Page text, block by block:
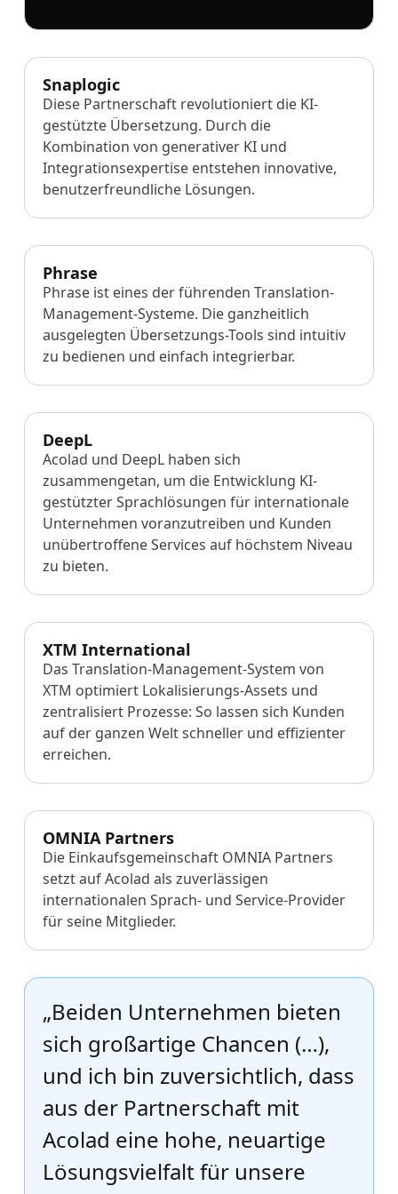
Fertigungsindustrie
Finanzwesen
Recht
Öffentliche Institutionen
Verteidigung & Sicherheit
Alle Branchen
Lernen Sie Lia kennen
Snaplogic
Diese Partnerschaft revolutioniert die KI-
gestützte Übersetzung. Durch die
Kombination von generativer KI und
Integrationsexpertise entstehen innovative,
benutzerfreundliche Lösungen.
Phrase
Phrase ist eines der führenden Translation-
Management-Systeme. Die ganzheitlich
ausgelegten Übersetzungs-Tools sind intuitiv
zu bedienen und einfach integrierbar.
DeepL
Acolad und DeepL haben sich
zusammengetan, um die Entwicklung KI-
gestützter Sprachlösungen für internationale
Unternehmen voranzutreiben und Kunden
unübertroffene Services auf höchstem Niveau
zu bieten.
XTM International
Das Translation-Management-System von
XTM optimiert Lokalisierungs-Assets und
zentralisiert Prozesse: So lassen sich Kunden
auf der ganzen Welt schneller und effizienter
erreichen.
OMNIA Partners
Die Einkaufsgemeinschaft OMNIA Partners
setzt auf Acolad als zuverlässigen
internationalen Sprach- und Service-Provider
für seine Mitglieder.
„Beiden Unternehmen bieten
sich großartige Chancen (…),
und ich bin zuversichtlich, dass
aus der Partnerschaft mit
Acolad eine hohe, neuartige
Lösungsvielfalt für unsere